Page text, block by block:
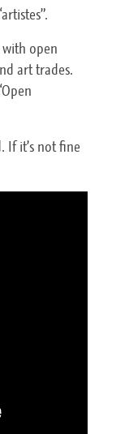
with open
art trades.
If it’s not fine